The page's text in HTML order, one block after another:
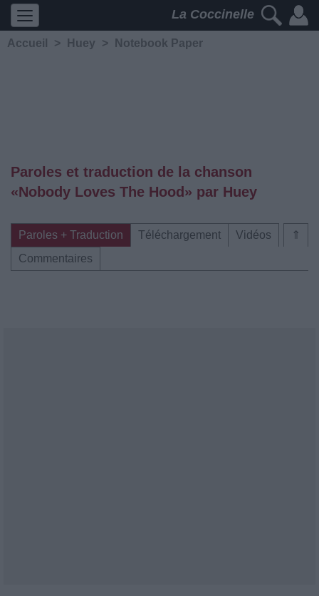
La Coccinelle
Accueil > Huey > Notebook Paper
Paroles et traduction de la chanson
«Nobody Loves The Hood» par Huey
⇑
Paroles + Traduction Téléchargement
Vidéos
Commentaires